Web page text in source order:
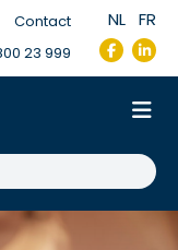
Contact
23 999
NL FR